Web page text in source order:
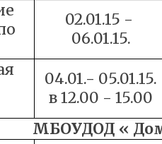
02.01.15 -
06.01.15.
04.01.- 05.01.15.
в 12.00 - 15.00
МБОУДОД « Дом